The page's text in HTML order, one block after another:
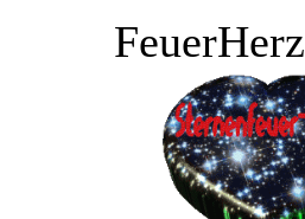
FeuerHerz